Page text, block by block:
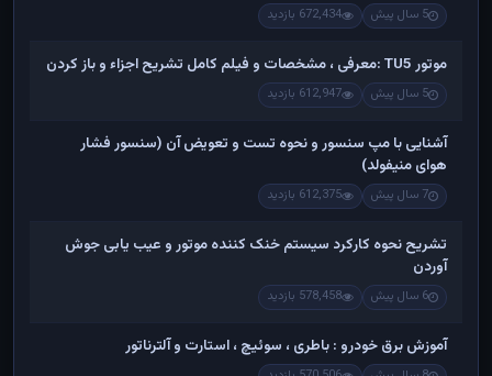
5 سال پیش 672,434 بازدید
موتور TU5 :معرفی ، مشخصات و فیلم کامل تشریح اجزاء و باز کردن
5 سال پیش 612,947 بازدید
آشنایی با مپ سنسور و نحوه تست و تعویض آن (سنسور فشار
هوای منیفولد)
7 سال پیش 612,375 بازدید
تشریح نحوه کارکرد سیستم خنک کننده موتور و عیب یابی جوش
آوردن
6 سال پیش 578,458 بازدید
آموزش برق خودرو : باطری ، سوئیچ ، استارت و آلترناتور